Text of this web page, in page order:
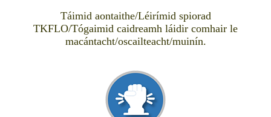
Táimid aontaithe/Léirímid spiorad
TKFLO/Tógaimid caidreamh láidir comhair le
macántacht/oscailteacht/muinín.